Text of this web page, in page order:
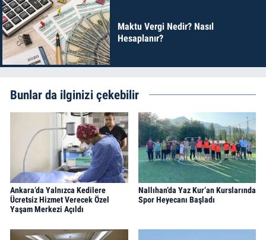
Maktu Vergi Nedir? Nasıl
Hesaplanır?
Bunlar da ilginizi çekebilir
Ankara’da Yalnızca Kedilere
Ücretsiz Hizmet Verecek Özel
Yaşam Merkezi Açıldı
Nallıhan’da Yaz Kur’an Kurslarında
Spor Heyecanı Başladı